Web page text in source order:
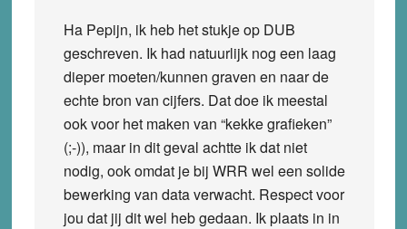
Ha Pepijn, ik heb het stukje op DUB
geschreven. Ik had natuurlijk nog een laag
dieper moeten/kunnen graven en naar de
echte bron van cijfers. Dat doe ik meestal
ook voor het maken van “kekke grafieken”
(;-)), maar in dit geval achtte ik dat niet
nodig, ook omdat je bij WRR wel een solide
bewerking van data verwacht. Respect voor
jou dat jij dit wel heb gedaan. Ik plaats in in